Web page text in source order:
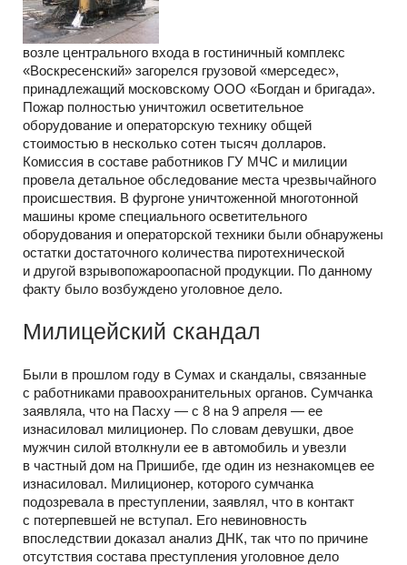
возле центрального входа в гостиничный комплекс
«Воскресенский» загорелся грузовой «мерседес»,
принадлежащий московскому ООО «Богдан и бригада».
Пожар полностью уничтожил осветительное
оборудование и операторскую технику общей
стоимостью в несколько сотен тысяч долларов.
Комиссия в составе работников ГУ МЧС и милиции
провела детальное обследование места чрезвычайного
происшествия. В фургоне уничтоженной многотонной
машины кроме специального осветительного
оборудования и операторской техники были обнаружены
остатки достаточного количества пиротехнической
и другой взрывопожароопасной продукции. По данному
факту было возбуждено уголовное дело.
Милицейский скандал
Были в прошлом году в Сумах и скандалы, связанные
с работниками правоохранительных органов. Сумчанка
заявляла, что на Пасху — с 8 на 9 апреля — ее
изнасиловал милиционер. По словам девушки, двое
мужчин силой втолкнули ее в автомобиль и увезли
в частный дом на Пришибе, где один из незнакомцев ее
изнасиловал. Милиционер, которого сумчанка
подозревала в преступлении, заявлял, что в контакт
с потерпевшей не вступал. Его невиновность
впоследствии доказал анализ ДНК, так что по причине
отсутствия состава преступления уголовное дело